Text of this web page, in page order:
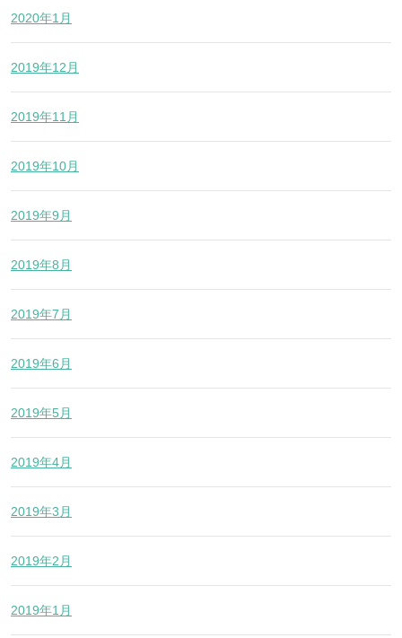
2020年1月
2019年12月
2019年11月
2019年10月
2019年9月
2019年8月
2019年7月
2019年6月
2019年5月
2019年4月
2019年3月
2019年2月
2019年1月